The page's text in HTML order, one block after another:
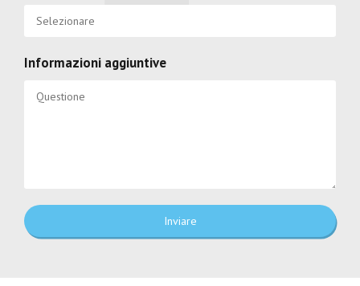
Informazioni aggiuntive
Inviare